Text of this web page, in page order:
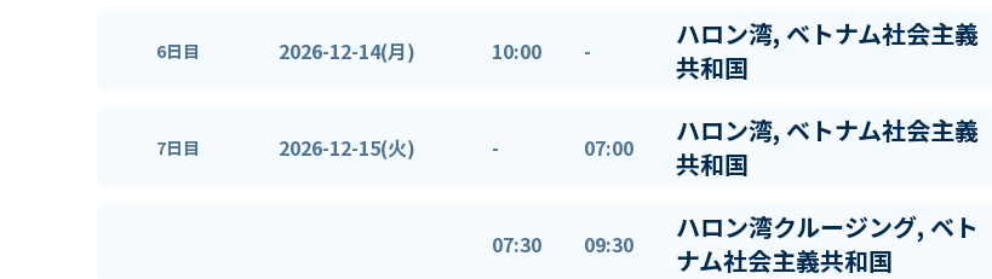
6日目 2026-12-14(月) 10:00 -
ハロン湾, ベトナム社会主義
共和国
7日目 2026-12-15(火) - 07:00
ハロン湾, ベトナム社会主義
共和国
07:30 09:30
ハロン湾クルージング, ベト
ナム社会主義共和国